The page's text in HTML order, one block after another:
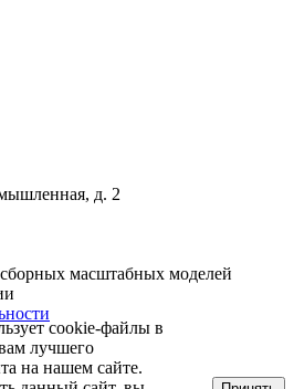
д. 2
масштабных моделей
cookie-файлы в
лучшего
на нашем сайте.